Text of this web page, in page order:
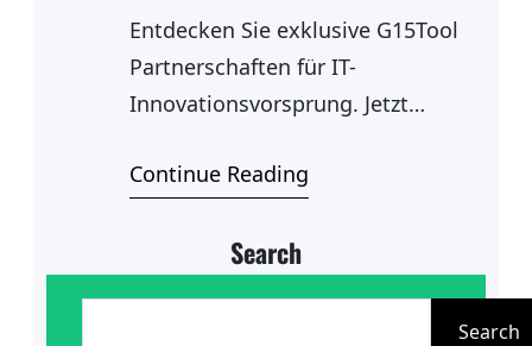
Entdecken Sie exklusive G15Tool
Partnerschaften für IT-
Innovationsvorsprung. Jetzt
Continue Reading
Search
Search